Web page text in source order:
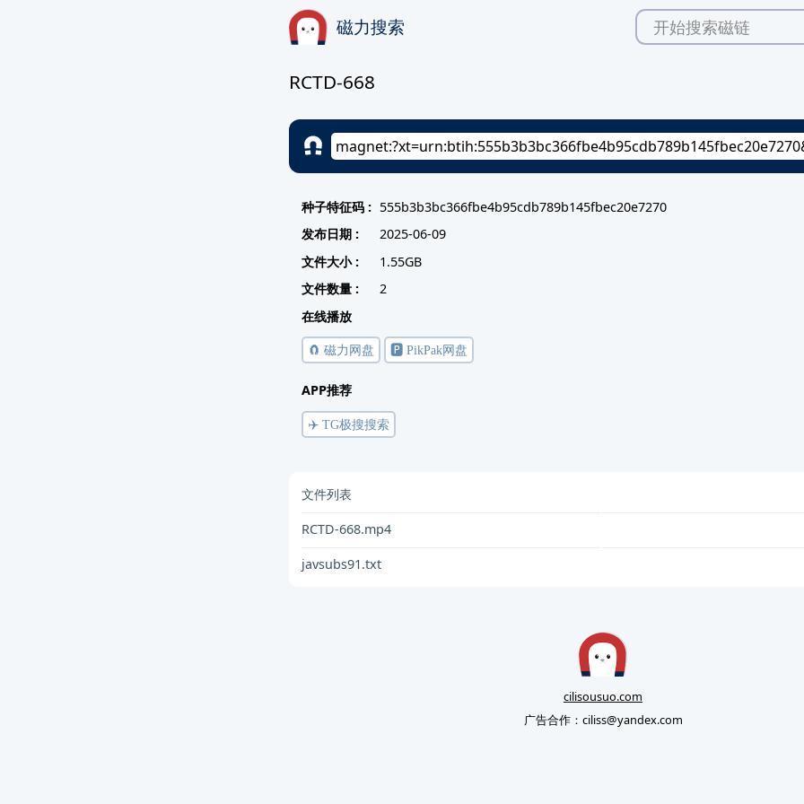
磁力搜索
RCTD-668
种子特征码 : 555b3b3bc366fbe4b95cdb789b145fbec20e7270
发布日期 :
2025-06-09
文件大小 :
1.55GB
文件数量 :
2
在线播放
🧲 磁力网盘 🅿️ PikPak网盘
APP推荐
✈️ TG极搜搜索
文件列表
RCTD-668.mp4
javsubs91.txt
cilisousuo.com
广告合作： ciliss@yandex.com